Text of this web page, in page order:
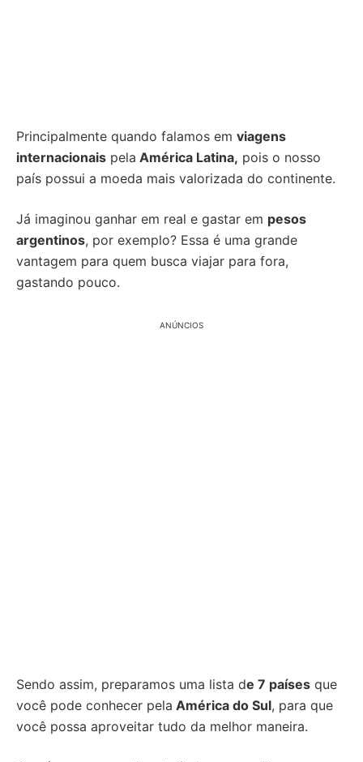
Principalmente quando falamos em viagens
internacionais pela América Latina, pois o nosso
país possui a moeda mais valorizada do continente.
Já imaginou ganhar em real e gastar em pesos
argentinos, por exemplo? Essa é uma grande
vantagem para quem busca viajar para fora,
gastando pouco.
ANÚNCIOS
Sendo assim, preparamos uma lista de 7 países que
você pode conhecer pela América do Sul, para que
você possa aproveitar tudo da melhor maneira.